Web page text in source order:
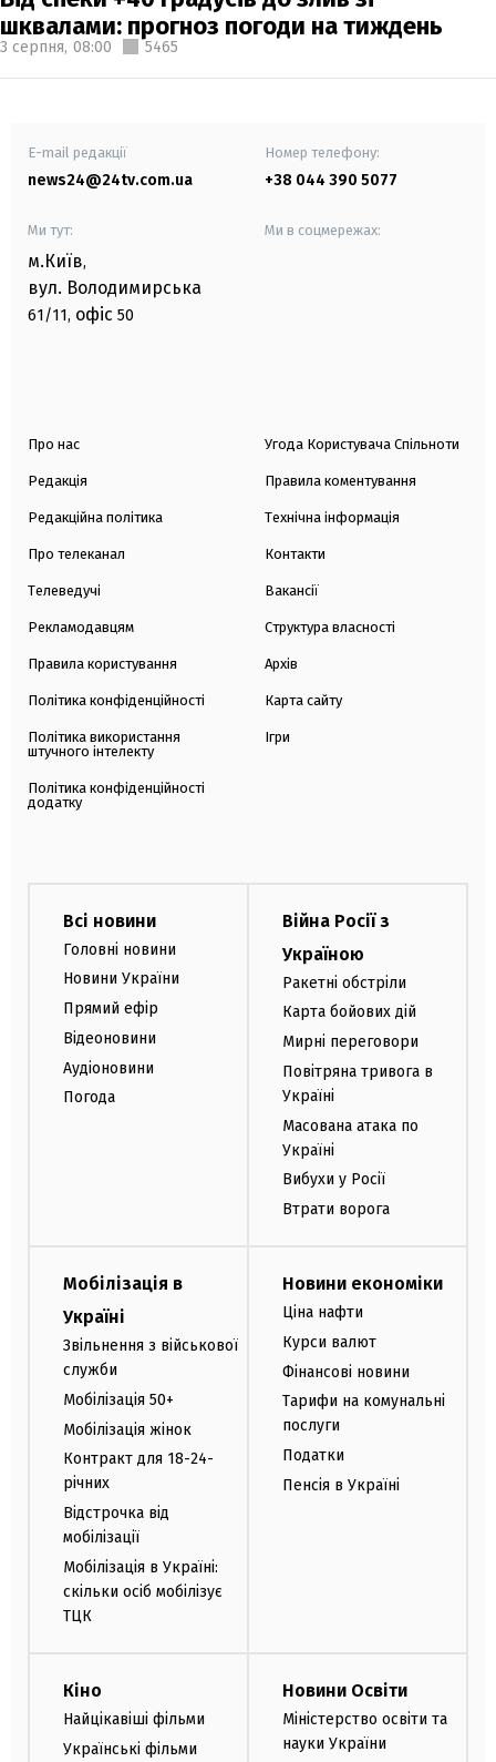
шквалами: прогноз погоди на тиждень
3 серпня, 08:00 5465
E-mail редакції
news24@24tv.com.ua
Номер телефону:
+38 044 390 5077
Ми тут:
м.Київ,
вул. Володимирська
61/11, офіс 50
Ми в соцмережах:
Про нас
Редакція
Редакційна політика
Про телеканал
Телеведучі
Рекламодавцям
Правила користування
Політика конфіденційності
Політика використання
штучного інтелекту
Політика конфіденційності
додатку
Угода Користувача Спільноти
Правила коментування
Технічна інформація
Контакти
Вакансії
Структура власності
Архів
Карта сайту
Ігри
Всі новини
Головні новини
Новини України
Прямий ефір
Відеоновини
Аудіоновини
Погода
Війна Росії з
Україною
Ракетні обстріли
Карта бойових дій
Мирні переговори
Повітряна тривога в
Україні
Масована атака по
Україні
Вибухи у Росії
Втрати ворога
Мобілізація в
Україні
Звільнення з військової
служби
Мобілізація 50+
Мобілізація жінок
Контракт для 18-24-
річних
Відстрочка від
мобілізації
Мобілізація в Україні:
скільки осіб мобілізує
ТЦК
Новини економіки
Ціна нафти
Курси валют
Фінансові новини
Тарифи на комунальні
послуги
Податки
Пенсія в Україні
Кіно
Найцікавіші фільми
Українські фільми
Новини Освіти
Міністерство освіти та
науки України